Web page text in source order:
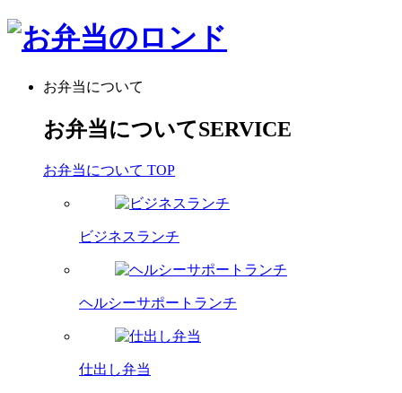
お弁当について
お弁当についてSERVICE
お弁当について TOP
ビジネスランチ
ヘルシーサポートランチ
仕出し弁当